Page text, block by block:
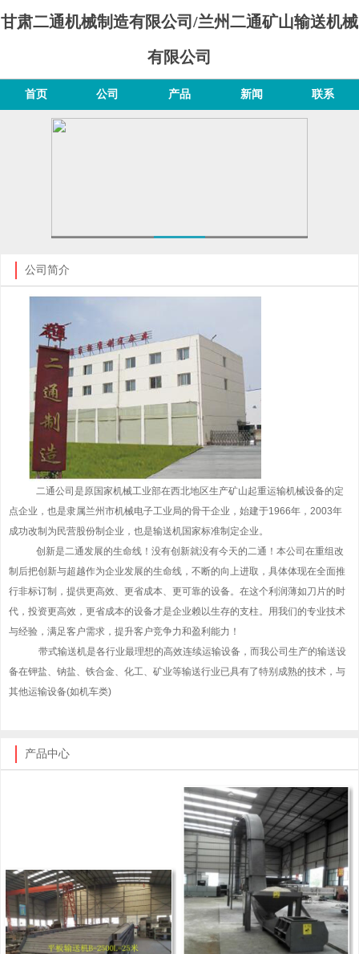
甘肃二通机械制造有限公司/兰州二通矿山输送机械
有限公司
首页 公司 产品 新闻 联系
公司简介
二通公司是原国家机械工业部在西北地区生产矿山起重运输机械设备的定
点企业，也是隶属兰州市机械电子工业局的骨干企业，始建于1966年，2003年
成功改制为民营股份制企业，也是输送机国家标准制定企业。
创新是二通发展的生命线！没有创新就没有今天的二通！本公司在重组改
制后把创新与超越作为企业发展的生命线，不断的向上进取，具体体现在全面推
行非标订制，提供更高效、更省成本、更可靠的设备。在这个利润薄如刀片的时
代，投资更高效，更省成本的设备才是企业赖以生存的支柱。用我们的专业技术
与经验，满足客户需求，提升客户竞争力和盈利能力！
带式输送机是各行业最理想的高效连续运输设备，而我公司生产的输送设
备在钾盐、钠盐、铁合金、化工、矿业等输送行业已具有了特别成熟的技术，与
其他运输设备(如机车类)
产品中心